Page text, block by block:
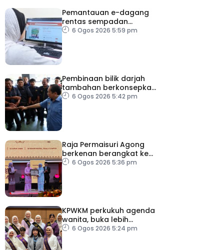
Pemantauan e-dagang
rentas sempadan
diperketat, pastikan
6 Ogos 2026 5:59 pm
Pembinaan bilik darjah
tambahan berkonsepkan
MPS di sekolah terpilih,
6 Ogos 2026 5:42 pm
Raja Permaisuri Agong
berkenan berangkat ke
Majlis Anugerah Sastera
6 Ogos 2026 5:36 pm
KPWKM perkukuh agenda
wanita, buka lebih
banyak peluang
6 Ogos 2026 5:24 pm